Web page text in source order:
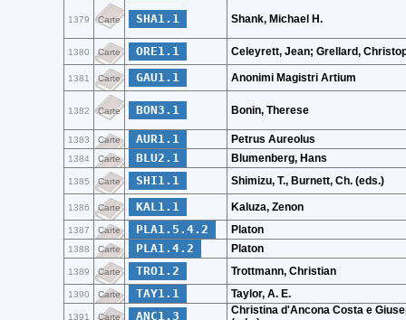
1379 Carte SHA1.1 Shank, Michael H.
1380 Carte ORE1.1 Celeyrett, Jean; Grellard,
1381 Carte GAU1.1 Anonimi Magistri Artium
1382 Carte BON3.1 Bonin, Therese
1383 Carte AUR1.1 Petrus Aureolus
1384 Carte BLU2.1 Blumenberg, Hans
1385 Carte SHI1.1 Shimizu, T., Burnett, Ch. (eds.)
1386 Carte KAL1.1 Kaluza, Zenon
1387 Carte PLA1.5.4.2 Platon
1388 Carte PLA1.4.2 Platon
1389 Carte TRO1.2 Trottmann, Christian
1390 Carte TAY1.1 Taylor, A. E.
1391 Carte ANC1.3
Christina d'Ancona Costa e